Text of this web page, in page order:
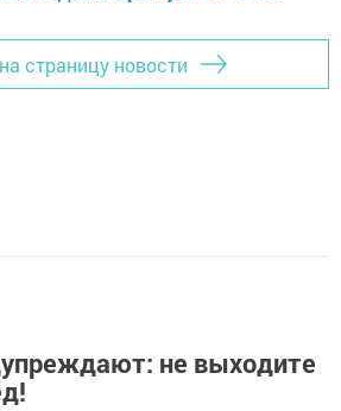
страницу новости
не выходите